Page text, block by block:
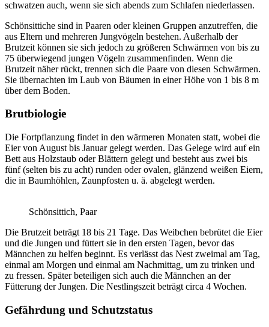
schwatzen auch, wenn sie sich abends zum Schlafen niederlassen.
Schönsittiche sind in Paaren oder kleinen Gruppen anzutreffen, die
aus Eltern und mehreren Jungvögeln bestehen. Außerhalb der
Brutzeit können sie sich jedoch zu größeren Schwärmen von bis zu
75 überwiegend jungen Vögeln zusammenfinden. Wenn die
Brutzeit näher rückt, trennen sich die Paare von diesen Schwärmen.
Sie übernachten im Laub von Bäumen in einer Höhe von 1 bis 8 m
über dem Boden.
Brutbiologie
Die Fortpflanzung findet in den wärmeren Monaten statt, wobei die
Eier von August bis Januar gelegt werden. Das Gelege wird auf ein
Bett aus Holzstaub oder Blättern gelegt und besteht aus zwei bis
fünf (selten bis zu acht) runden oder ovalen, glänzend weißen Eiern,
die in Baumhöhlen, Zaunpfosten u. ä. abgelegt werden.
Schönsittich, Paar
Die Brutzeit beträgt 18 bis 21 Tage. Das Weibchen bebrütet die Eier
und die Jungen und füttert sie in den ersten Tagen, bevor das
Männchen zu helfen beginnt. Es verlässt das Nest zweimal am Tag,
einmal am Morgen und einmal am Nachmittag, um zu trinken und
zu fressen. Später beteiligen sich auch die Männchen an der
Fütterung der Jungen. Die Nestlingszeit beträgt circa 4 Wochen.
Gefährdung und Schutzstatus